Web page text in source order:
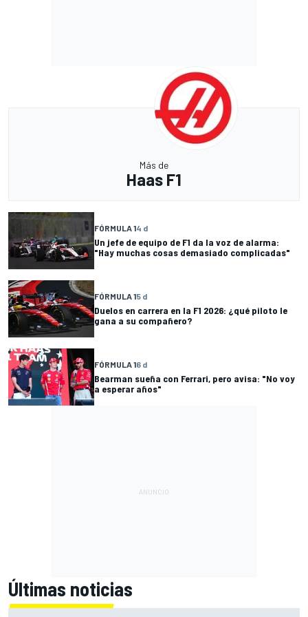
Más de
Haas F1
FÓRMULA 14 d
Un jefe de equipo de F1 da la voz de alarma:
"Hay muchas cosas demasiado complicadas"
FÓRMULA 15 d
Duelos en carrera en la F1 2026: ¿qué piloto le
gana a su compañero?
FÓRMULA 16 d
Bearman sueña con Ferrari, pero avisa: "No voy
a esperar años"
Últimas noticias